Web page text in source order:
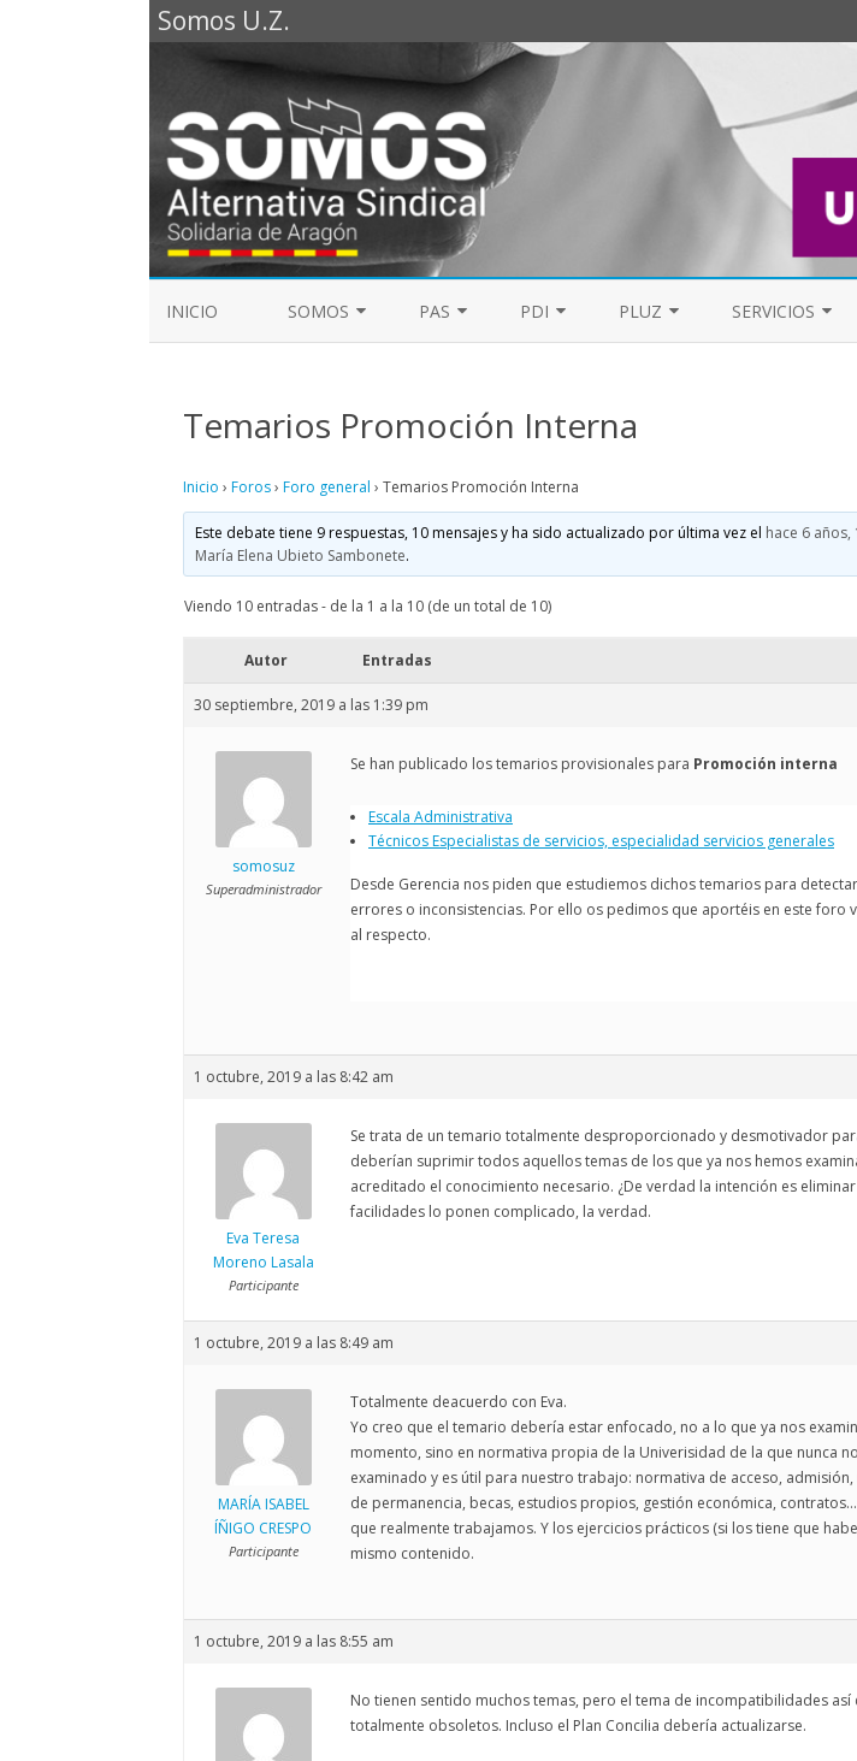
Somos U.Z.
al
INICIO SOMOS
REPRESENTANTES SOMOS PDI
ELECCIONES SINDICALES 2023
ELECCIONES UZ 2015
PAS
MESA DE PAS
PDI PLUZ SERVICIOS
LISTAS DE
Temarios Promoción Interna
Inicio › Foros› Foro general › Temarios Promoción Interna
Este debate tiene 9 respuestas, 10 mensajes y ha sido actualizado por última vez el hace 6 años,
María Elena Ubieto Sambonete.
Viendo 10 entradas - de la 1 a la 10 (de un total de 10)
Autor Entradas
30 septiembre, 2019 a las 1:39 pm
somosuz
Superadministrador
Se han publicado los temarios provisionales para Promoción interna
Escala Administrativa
Técnicos Especialistas de servicios, especialidad servicios generales
Desde Gerencia nos piden que estudiemos dichos temarios para
errores o inconsistencias. Por ello os pedimos que aportéis en este foro
al respecto.
1 octubre, 2019 a las 8:42 am
Eva Teresa
Moreno Lasala
Participante
Se trata de un temario totalmente desproporcionado y desmotivador
deberían suprimir todos aquellos temas de los que ya nos hemos
acreditado el conocimiento necesario. ¿De verdad la intención es eliminar
facilidades lo ponen complicado, la verdad.
1 octubre, 2019 a las 8:49 am
MARÍA ISABEL
ÍÑIGO CRESPO
Participante
Totalmente deacuerdo con Eva.
Yo creo que el temario debería estar enfocado, no a lo que ya nos
momento, sino en normativa propia de la Univerisidad de la que nunca
examinado y es útil para nuestro trabajo: normativa de acceso,
de permanencia, becas, estudios propios, gestión económica,
que realmente trabajamos. Y los ejercicios prácticos (si los tiene que
mismo contenido.
1 octubre, 2019 a las 8:55 am
No tienen sentido muchos temas, pero el tema de incompatibilidades así
totalmente obsoletos. Incluso el Plan Concilia debería actualizarse.